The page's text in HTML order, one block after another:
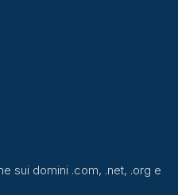
sui domini .com, .net, .org e